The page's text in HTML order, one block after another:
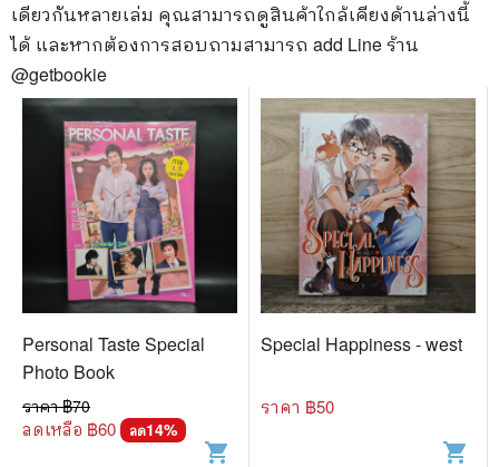
เดียวกันหลายเล่ม คุณสามารถดูสินค้าใกล้เคียงด้านล่างนี้
ได้ และหากต้องการสอบถามสามารถ add Line ร้าน
@getbookie
Personal Taste Special
Photo Book
ราคา ฿70
ลดเหลือ ฿60 ลด14%
shopping_cart
Special Happiness - west
ราคา ฿50
shopping_cart
stars สินค้าใช้เฉพาะแต้มเท่านั้น
📚 หนังสือทั่วไป
🦄 วรรณกรรม นิยาย เรื่องสั้น
🎓 การศึกษา
😼 หนังสือการ์ตูน
🐲 หนังสือเด็ก
📕 นิตยสาร
🌎 International Books
🎲 Board Game
📅 สินค้าอื่นๆ